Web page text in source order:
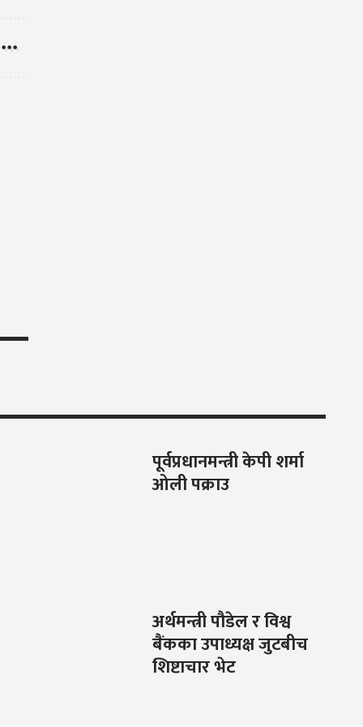
पूर्वप्रधानमन्त्री केपी शर्मा
ओली पक्राउ
अर्थमन्त्री पौडेल र विश्व
बैंकका उपाध्यक्ष जुटबीच
शिष्टाचार भेट